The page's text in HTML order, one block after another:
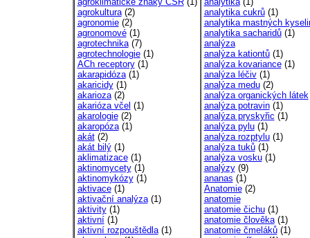
agrokultura(2)
agronomie(2)
agronomové(1)
agrotechnika(7)
agrotechnologie(1)
ACh receptory(1)
akarapidóza(1)
akaricidy(1)
akarioza(2)
akarióza včel (1)
akarologie(2)
akaropóza(1)
akát(2)
akát bilý(1)
aklimatizace(1)
aktinomycety(1)
aktinomykózy(1)
aktivace(1)
aktivační analýza(1)
aktivity(1)
aktivní(1)
aktivní rozpouštědla(1)
analytika cukrů(1)
analytika mastných
analytika sacharidů(1)
analýza
analýza kationtů(1)
analýza kovariance(1)
analýza léčiv(1)
analýza medu(2)
analýza organických látek
analýza potravin(1)
analýza pryskyřic (1)
analýza pylu(1)
analýza rozptylu(1)
analýza tuků(1)
analýza vosku(1)
analýzy(9)
ananas (1)
Anatomie(2)
anatomie
anatomie čichu(1)
anatomie člověka(1)
anatomie čmeláků(1)